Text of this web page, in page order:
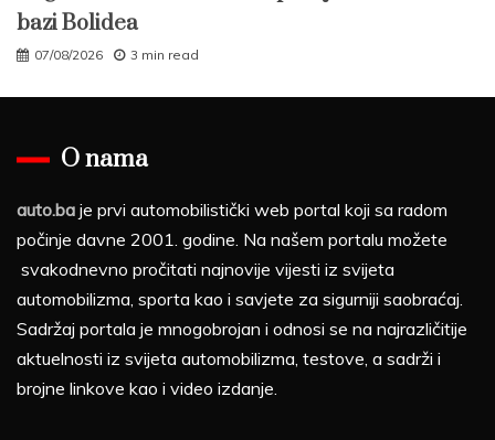
bazi Bolidea
07/08/2026 3 min read
O nama
auto.ba je prvi automobilistički web portal koji sa radom
počinje davne 2001. godine. Na našem portalu možete
svakodnevno pročitati najnovije vijesti iz svijeta
automobilizma, sporta kao i savjete za sigurniji saobraćaj.
Sadržaj portala je mnogobrojan i odnosi se na najrazličitije
aktuelnosti iz svijeta automobilizma, testove, a sadrži i
brojne linkove kao i video izdanje.